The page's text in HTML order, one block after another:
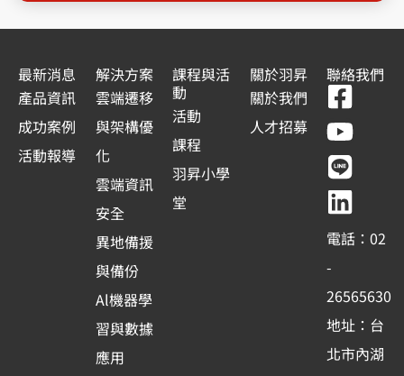
最新消息
產品資訊
成功案例
活動報導
解決方案
雲端遷移
與架構優
化
雲端資訊
安全
異地備援
與備份
Al機器學
習與數據
應用
課程與活
動
活動
課程
羽昇小學
堂
關於羽昇
關於我們
人才招募
聯絡我們
F
a
c
e
b
o
o
k
-
s
q
Y
o
u
t
u
b
e
L
i
n
e
L
i
n
k
e
d
i
n
電話：02
-
26565630
地址：台
北市內湖